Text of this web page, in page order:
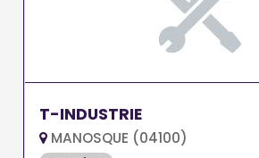
T-INDUSTRIE
MANOSQUE (04100)